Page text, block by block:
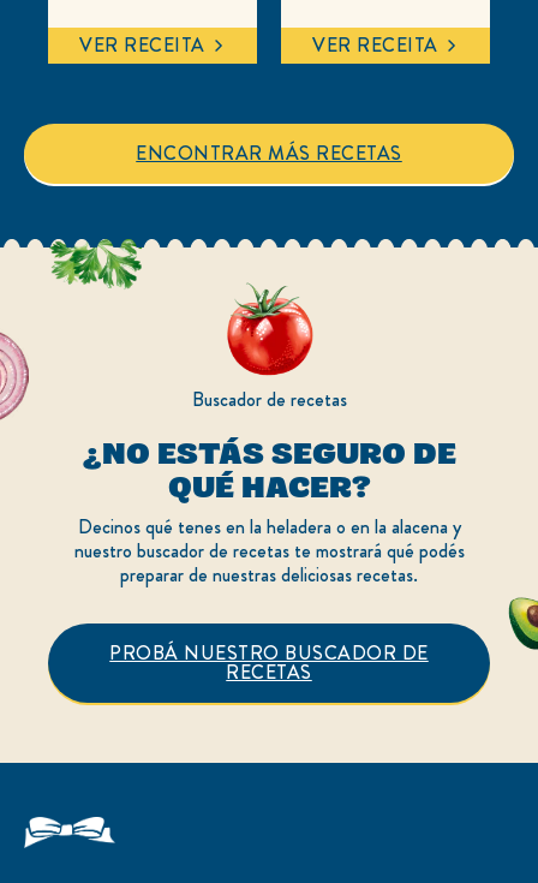
enviado
calificaciones
VER RECEITA
enviado
calificaciones
VER RECEITA
ENCONTRAR MÁS RECETAS
Buscador de recetas
¿NO ESTÁS SEGURO DE
QUÉ HACER?
Decinos qué tenes en la heladera o en la alacena y
nuestro buscador de recetas te mostrará qué podés
preparar de nuestras deliciosas recetas.
PROBÁ NUESTRO BUSCADOR DE
RECETAS